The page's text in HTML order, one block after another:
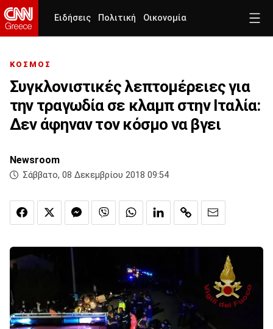
Ειδήσεις Πολιτική Οικονομία
ΚΟΣΜΟΣ
Συγκλονιστικές λεπτομέρειες για
την τραγωδία σε κλαμπ στην Ιταλία:
Δεν άφηναν τον κόσμο να βγει
Newsroom
Σάββατο, 08 Δεκεμβρίου 2018 09:54